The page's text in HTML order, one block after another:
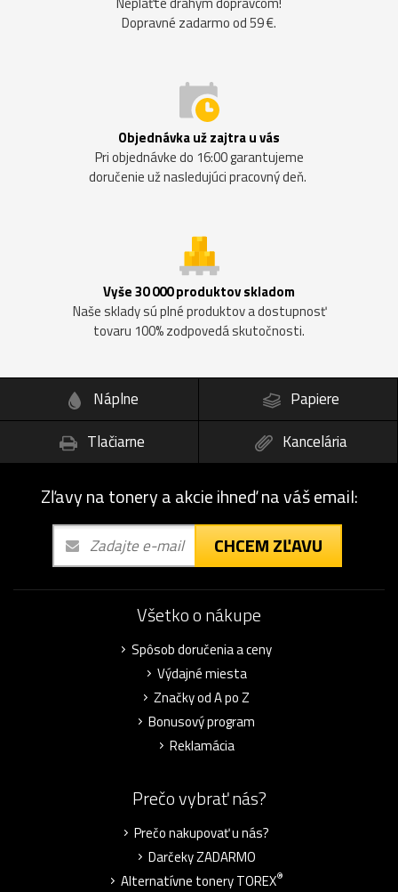
Dopravné zadarmo od 59 €.
Objednávka už zajtra u vás
Pri objednávke do 16:00 garantujeme
doručenie už nasledujúci pracovný deň.
Vyše 30 000 produktov skladom
Naše sklady sú plné produktov a dostupnosť
tovaru 100% zodpovedá skutočnosti.
Náplne
Papiere
Tlačiarne
Kancelária
Zľavy na tonery a akcie ihneď na váš email:
CHCEM ZĽAVU
Všetko o nákupe
Spôsob doručenia a ceny
Výdajné miesta
Značky od A po Z
Bonusový program
Reklamácia
Prečo vybrať nás?
Prečo nakupovať u nás?
Darčeky ZADARMO
Alternatívne tonery TOREX®